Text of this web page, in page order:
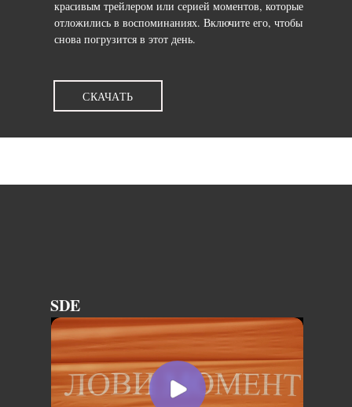
СКАЧАТЬ
красивым трейлером или серией моментов, которые
отложились в воспоминаниях. Включите его, чтобы
снова погрузится в этот день.
SDE